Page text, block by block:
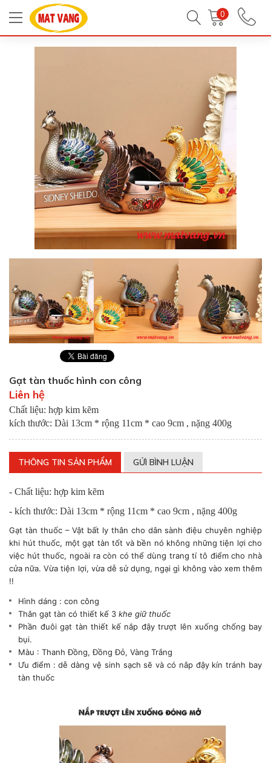
0
Trang chủ Tất Cả Sản Phẩm
Gạt tàn thuốc hình con công
Liên hệ
Chất liệu: hợp kim kẽm
kích thước: Dài 13cm * rộng 11cm * cao 9cm , nặng 400g
THÔNG TIN SẢN PHẨM GỬI BÌNH LUẬN
- Chất liệu: hợp kim kẽm
- kích thước: Dài 13cm * rộng 11cm * cao 9cm , nặng 400g
Gạt tàn thuốc – Vật bất ly thân cho dân sành điệu chuyên nghiệp
khi hút thuốc, một gạt tàn tốt và bền nó không những tiện lợi cho
việc hút thuốc, ngoài ra còn có thể dùng trang tí tô điểm cho nhà
cửa nữa. Vừa tiện lợi, vừa dễ sử dụng, ngại gì không vào xem thêm
!!
Hình dáng : con công
Thân gạt tàn có thiết kế 3 khe giữ thuốc
Phần đuôi gạt tàn thiết kế nắp đậy trượt lên xuống chống bay
bụi.
Màu : Thanh Đồng, Đồng Đỏ, Vàng Trắng
Ưu điểm : dễ dàng vệ sinh sạch sẽ và có nắp đậy kín tránh bay
tàn thuốc